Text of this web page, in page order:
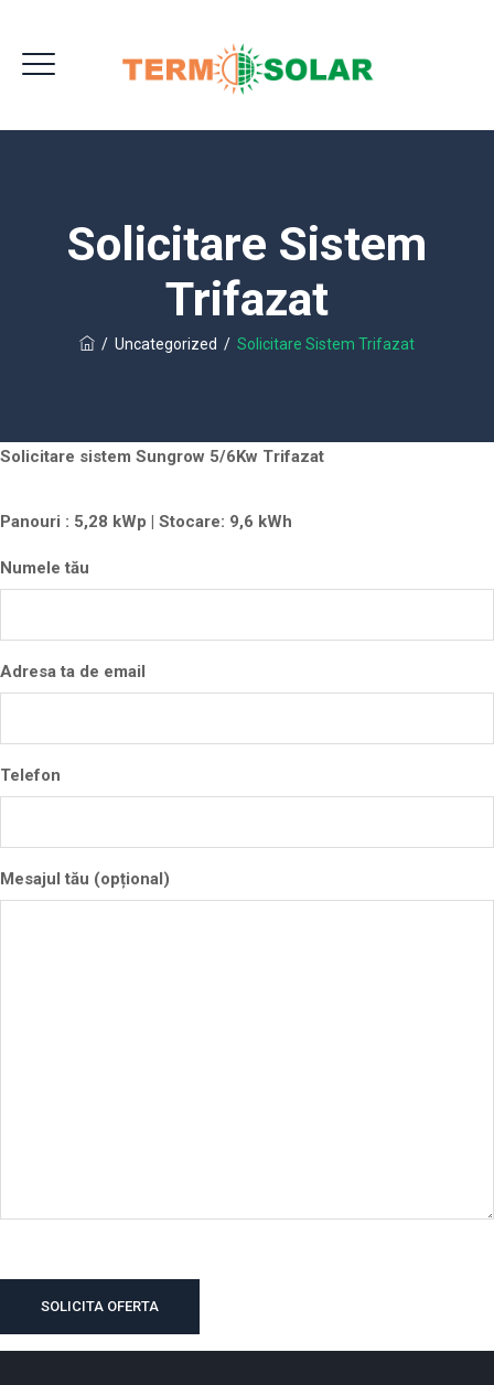
Solicitare Sistem
Trifazat
/ Uncategorized / Solicitare Sistem Trifazat
Solicitare sistem Sungrow 5/6Kw Trifazat
Panouri : 5,28 kWp | Stocare: 9,6 kWh
Numele tău
Adresa ta de email
Telefon
Mesajul tău (opțional)